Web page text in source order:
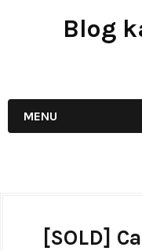
Blog
MENU
[SOLD]